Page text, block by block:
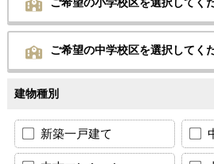
ご希望の中学校区を選択してく
建物種別
新築一戸建て